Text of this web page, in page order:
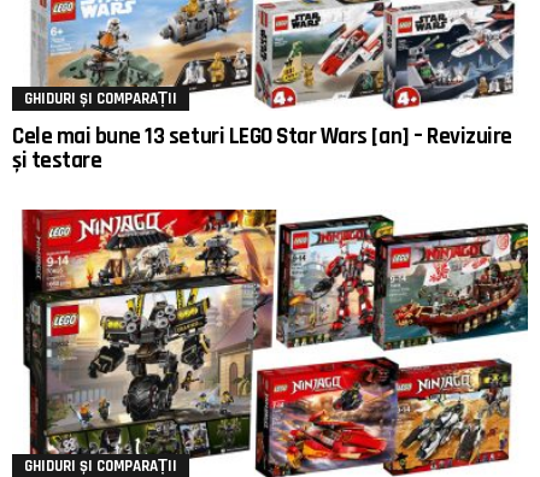
GHIDURI ȘI COMPARAȚII
Cele mai bune 13 seturi LEGO Star Wars [an] – Revizuire
și testare
GHIDURI ȘI COMPARAȚII